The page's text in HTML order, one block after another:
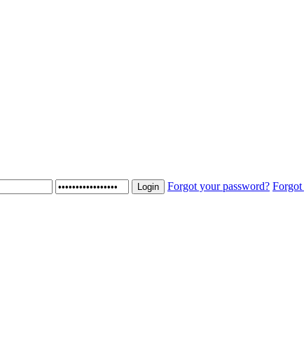
Login Forgot your password?